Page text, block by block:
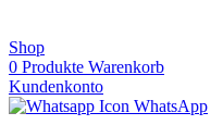
Shop
0 Produkte Warenkorb
Kundenkonto
WhatsApp